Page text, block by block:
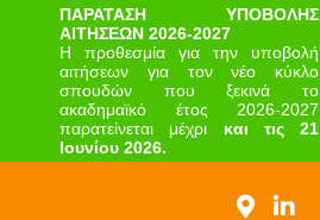
ΠΑΡΑΤΑΣΗ ΥΠΟΒΟΛΗΣ
ΑΙΤΗΣΕΩΝ 2026-2027
Η προθεσμία για την υποβολή
αιτήσεων για τον νέο κύκλο
σπουδών που ξεκινά το
ακαδημαϊκό έτος 2026-2027
παρατείνεται μέχρι και τις 21
Ιουνίου 2026.